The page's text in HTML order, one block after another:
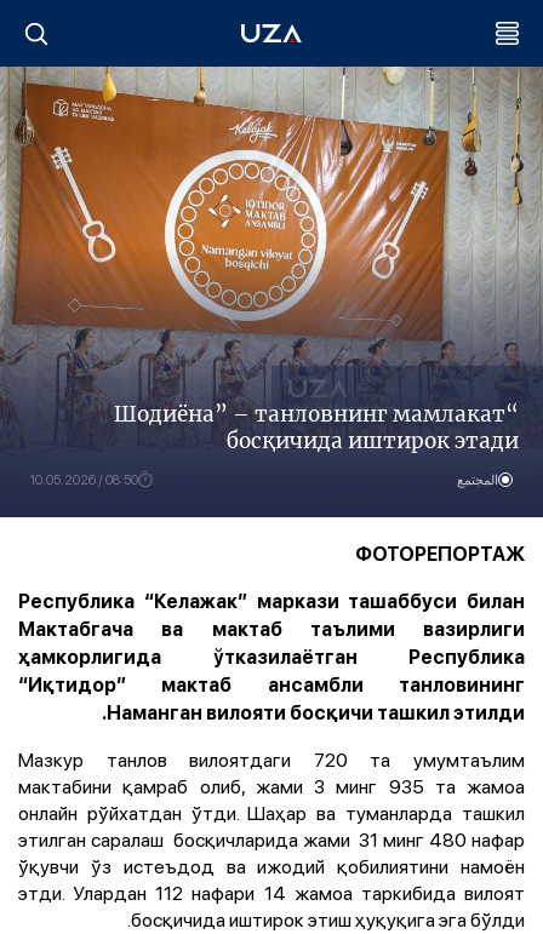
“Шодиёна” – танловнинг мамлакат
босқичида иштирок этади
المجتمع 08:50 / 10.05.2026
ФОТОРЕПОРТАЖ
Республика “Келажак” маркази ташаббуси билан
Мактабгача ва мактаб таълими вазирлиги
ҳамкорлигида ўтказилаётган Республика
“Иқтидор” мактаб ансамбли танловининг
Наманган вилояти босқичи ташкил этилди.
Мазкур танлов вилоятдаги 720 та умумтаълим
мактабини қамраб олиб, жами 3 минг 935 та жамоа
онлайн рўйхатдан ўтди. Шаҳар ва туманларда ташкил
этилган саралаш босқичларида жами 31 минг 480 нафар
ўқувчи ўз истеъдод ва ижодий қобилиятини намоён
этди. Улардан 112 нафари 14 жамоа таркибида вилоят
босқичида иштирок этиш ҳуқуқига эга бўлди.